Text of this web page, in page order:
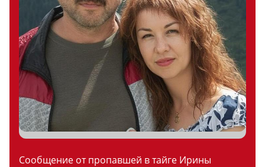
Сообщение от пропавшей в тайге Ирины